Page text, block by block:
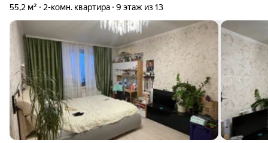
55,2 м² 2-комн. квартира 9 этаж из 13